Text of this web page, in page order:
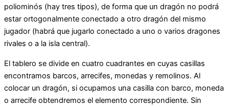
poliominós (hay tres tipos), de forma que un dragón no podrá
estar ortogonalmente conectado a otro dragón del mismo
jugador (habrá que jugarlo conectado a uno o varios dragones
rivales o a la isla central).
El tablero se divide en cuatro cuadrantes en cuyas casillas
encontramos barcos, arrecifes, monedas y remolinos. Al
colocar un dragón, si ocupamos una casilla con barco, moneda
o arrecife obtendremos el elemento correspondiente. Sin